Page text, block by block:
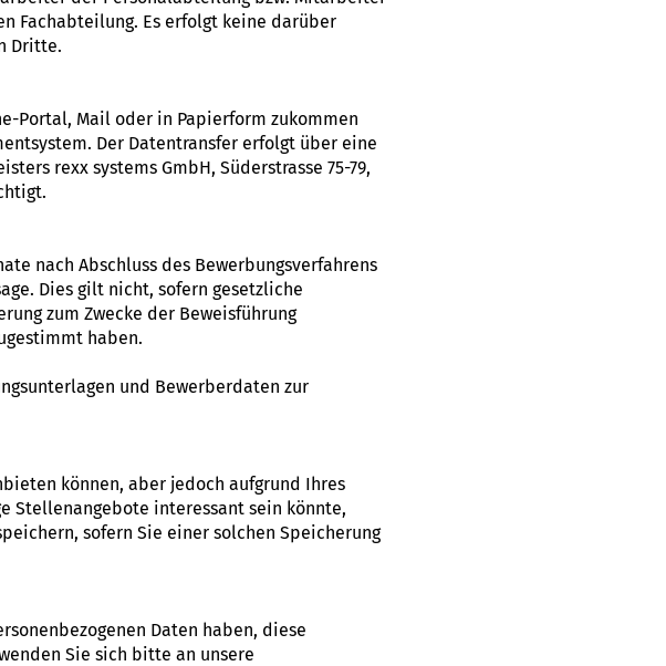
Fachabteilung. Es erfolgt keine darüber
Dritte.
Portal, Mail oder in Papierform zukommen
Der Datentransfer erfolgt über eine
rexx systems GmbH, Süderstrasse 75-79,
nach Abschluss des Bewerbungsverfahrens
Dies gilt nicht, sofern gesetzliche
zum Zwecke der Beweisführung
haben.
und Bewerberdaten zur
können, aber jedoch aufgrund Ihres
Stellenangebote interessant sein könnte,
sofern Sie einer solchen Speicherung
Daten haben, diese
Sie sich bitte an unsere